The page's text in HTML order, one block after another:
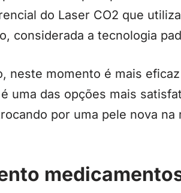
do Laser CO2 que
considerada a tecnologia
neste momento é mais
uma das opções mais
por uma pele nova